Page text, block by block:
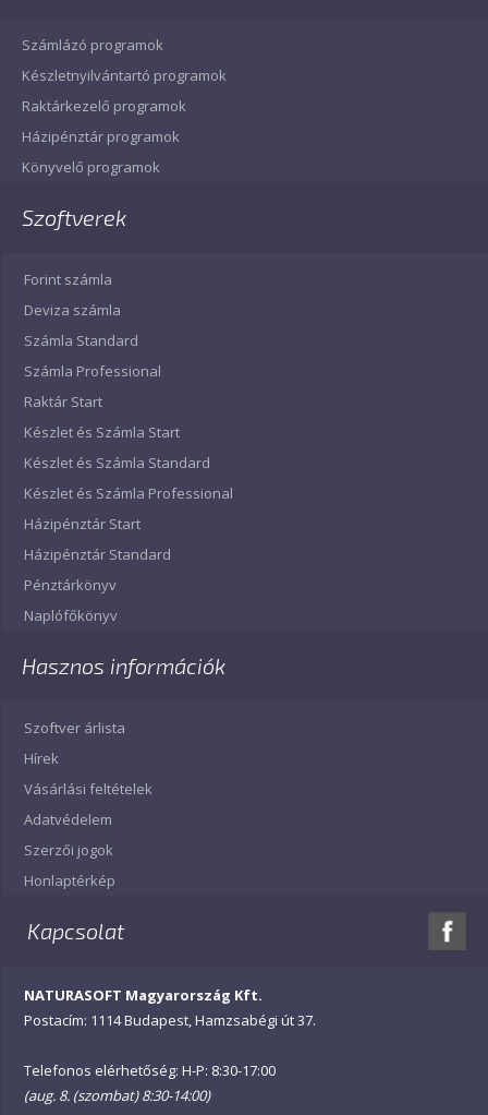
Számlázó programok
Készletnyilvántartó programok
Raktárkezelő programok
Házipénztár programok
Könyvelő programok
Szoftverek
Forint számla
Deviza számla
Számla Standard
Számla Professional
Raktár Start
Készlet és Számla Start
Készlet és Számla Standard
Készlet és Számla Professional
Házipénztár Start
Házipénztár Standard
Pénztárkönyv
Naplófőkönyv
Hasznos információk
Szoftver árlista
Hírek
Vásárlási feltételek
Adatvédelem
Szerzői jogok
Honlaptérkép
Kapcsolat
NATURASOFT Magyarország Kft.
Postacím: 1114 Budapest, Hamzsabégi út 37.
Telefonos elérhetőség: H-P: 8:30-17:00
(aug. 8. (szombat) 8:30-14:00)